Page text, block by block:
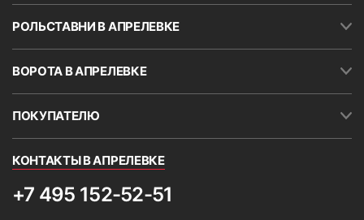
РОЛЬСТАВНИ В АПРЕЛЕВКЕ
ВОРОТА В АПРЕЛЕВКЕ
ПОКУПАТЕЛЮ
КОНТАКТЫ В АПРЕЛЕВКЕ
+7 495 152-52-51